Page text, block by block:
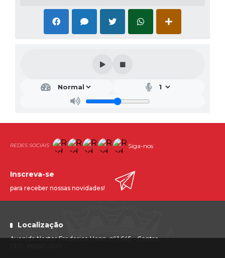
Siga-nos
Localização
Avenida Nestor Frederico Henn, nº 1.645 - Centro
Inscreva-se
para receber nossas novidades!